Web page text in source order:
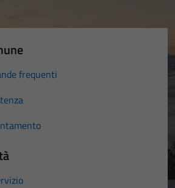
frequenti